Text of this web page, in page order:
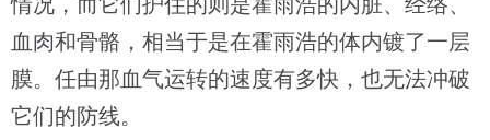
血肉和骨骼，相当于是在霍雨浩的体内镀了一层
膜。任由那血气运转的速度有多快，也无法冲破
它们的防线。